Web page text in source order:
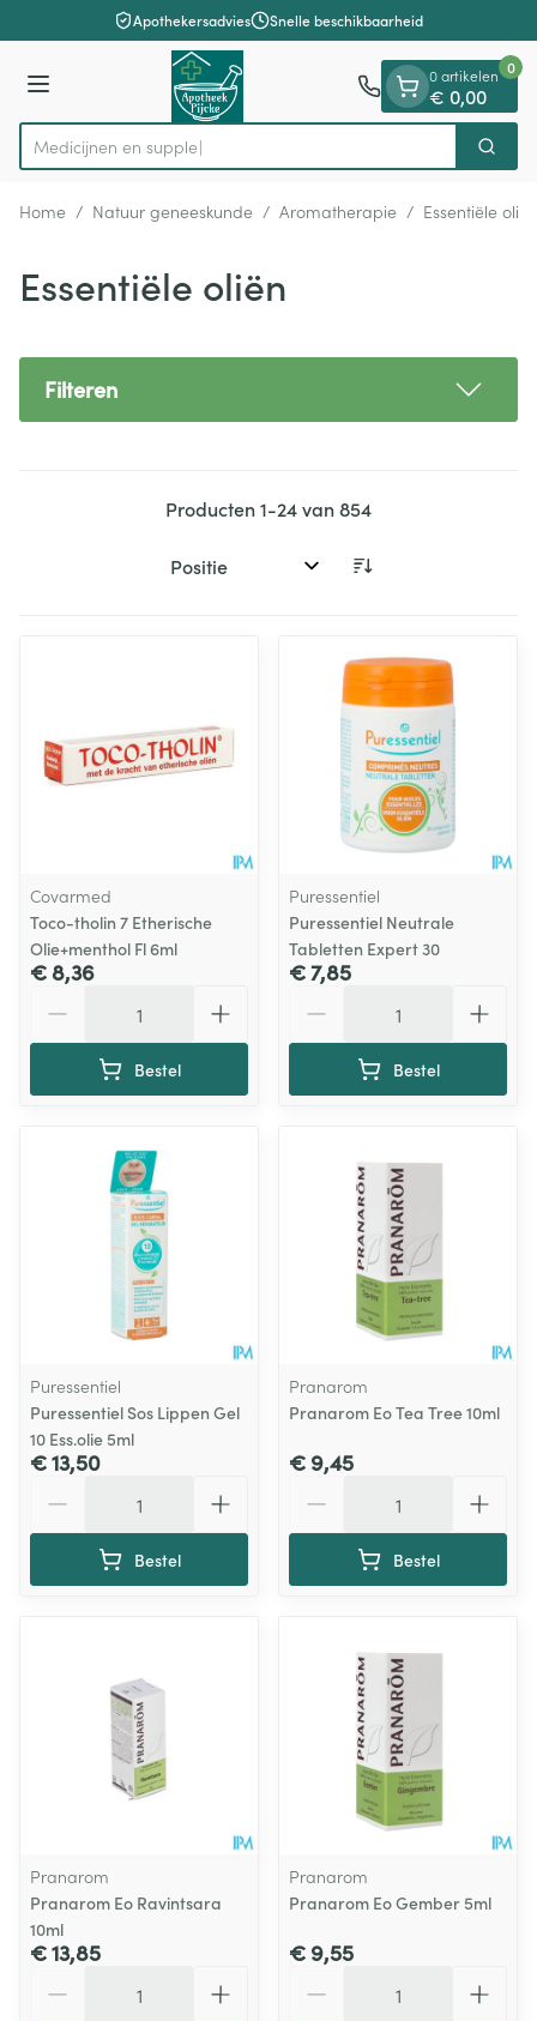
Ga naar de inhoudApothekersadvies Snelle beschikbaarheid
Menu
Product, merk, categorie...
M Zoek
0 artikelen
€ 0,00
0
Home / Natuur geneeskunde / Aromatherapie / Essentiële oliën
Essentiële oliën
Filteren
Producten1-24van854
Sorteer op:
Covarmed
Toco-tholin 7 Etherische
Olie+menthol Fl 6ml
€ 8,36
Bestel
Puressentiel
Puressentiel Neutrale
Tabletten Expert 30
€ 7,85
Bestel
Puressentiel
Puressentiel Sos Lippen Gel
10 Ess.olie 5ml
€ 13,50
Bestel
Pranarom
Pranarom Eo Tea Tree 10ml
€ 9,45
Bestel
Pranarom
Pranarom Eo Ravintsara
10ml
€ 13,85
Pranarom
Pranarom Eo Gember 5ml
€ 9,55